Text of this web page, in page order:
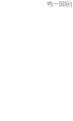
鸣一国际|